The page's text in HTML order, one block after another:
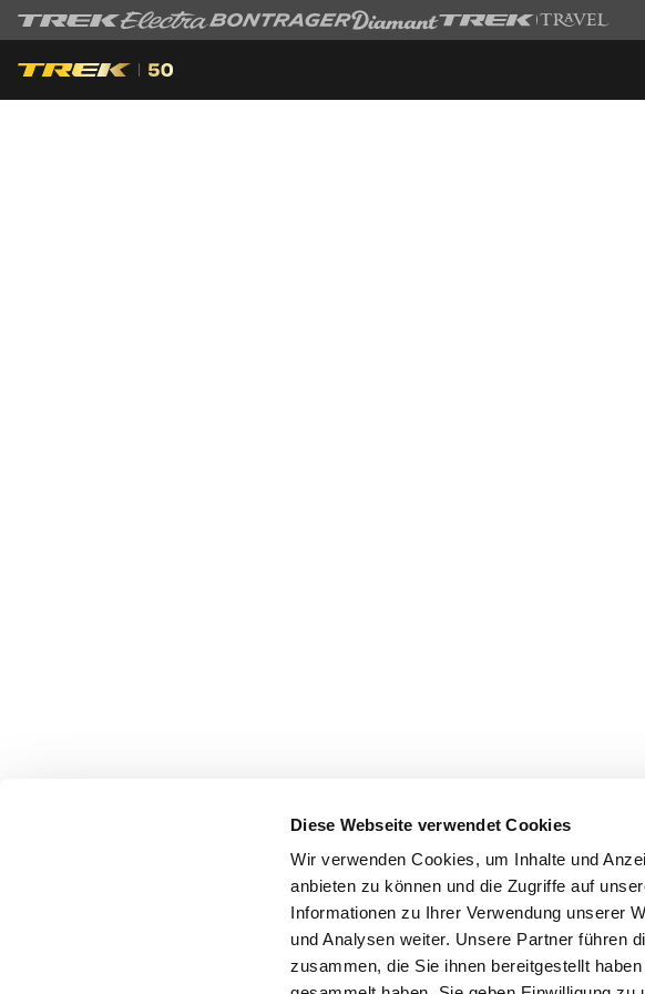
Diese Webseite verwendet Cookies
Wir verwenden Cookies, um Inhalte und
anbieten zu können und die Zugriffe auf
Informationen zu Ihrer Verwendung unserer
und Analysen weiter. Unsere Partner führen
zusammen, die Sie ihnen bereitgestellt